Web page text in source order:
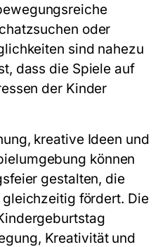
oder
sind nahezu
dass die Spiele auf
der Kinder
kreative Ideen und
können
gestalten, die
fördert. Die
Kreativität und